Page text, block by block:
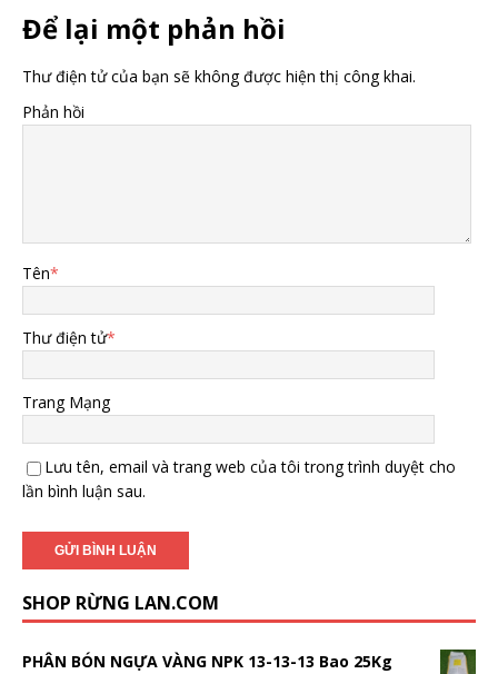
Để lại một phản hồi
Thư điện tử của bạn sẽ không được hiện thị công khai.
Phản hồi
Tên*
Thư điện tử*
Trang Mạng
Lưu tên, email và trang web của tôi trong trình duyệt cho
lần bình luận sau.
SHOP RỪNG LAN.COM
PHÂN BÓN NGỰA VÀNG NPK 13-13-13 Bao 25Kg